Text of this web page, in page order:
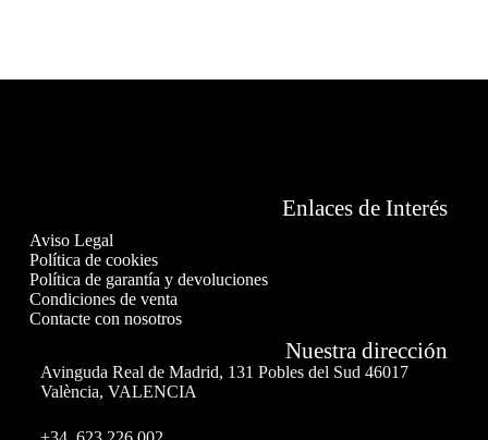
Enlaces de Interés
Aviso Legal
Política de cookies
Política de garantía y devoluciones
Condiciones de venta
Contacte con nosotros
Nuestra dirección
Avinguda Real de Madrid, 131 Pobles del Sud 46017
València, VALENCIA